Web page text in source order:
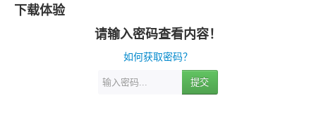
下载体验
请输入密码查看内容！
如何获取密码？
提交